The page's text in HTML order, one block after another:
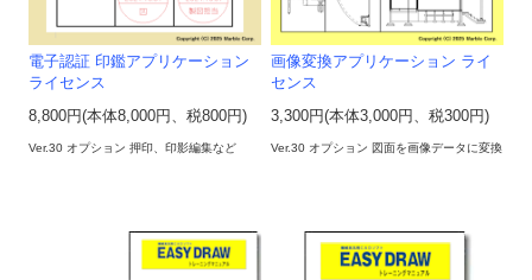
電子認証 印鑑アプリケーション
ライセンス
8,800円(本体8,000円、税800円)
Ver.30 オプション 押印、印影編集など
画像変換アプリケーション ライ
センス
3,300円(本体3,000円、税300円)
Ver.30 オプション 図面を画像データに変換